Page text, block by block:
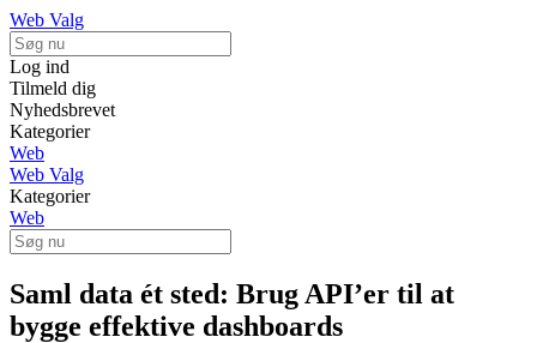
Web Valg
Log ind
Tilmeld dig
Nyhedsbrevet
Kategorier
Web
Web Valg
Kategorier
Web
Saml data ét sted: Brug API’er til at
bygge effektive dashboards